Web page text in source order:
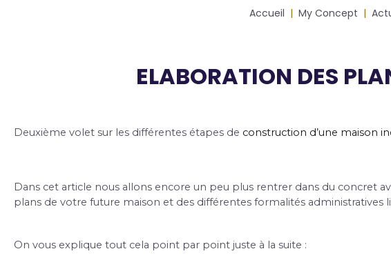
Accueil My Concept
ELABORATION DES
Body
Deuxième volet sur les différentes étapes de construction d’une maison
Dans cet article nous allons encore un peu plus rentrer dans du concret
plans de votre future maison et des différentes formalités administratives
On vous explique tout cela point par point juste à la suite :